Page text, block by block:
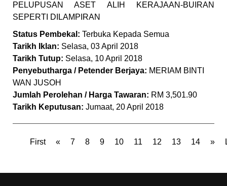
PELUPUSAN ASET ALIH KERAJAAN-BUIRAN
SEPERTI DILAMPIRAN
Status Pembekal: Terbuka Kepada Semua
Tarikh Iklan: Selasa, 03 April 2018
Tarikh Tutup: Selasa, 10 April 2018
Penyebutharga / Petender Berjaya: MERIAM BINTI
WAN JUSOH
Jumlah Perolehan / Harga Tawaran: RM 3,501.90
Tarikh Keputusan: Jumaat, 20 April 2018
First « 7 8 9 10 11 12 13 14 »